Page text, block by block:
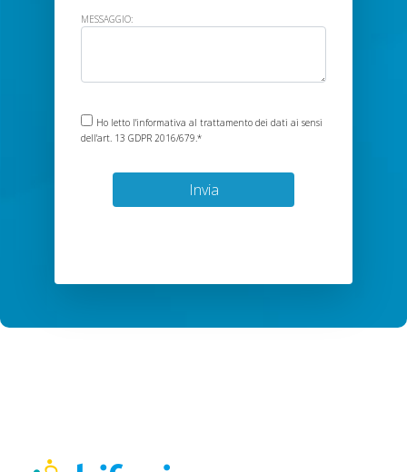
MESSAGGIO:
Ho letto l'informativa al trattamento dei dati ai sensi
dell'art. 13 GDPR 2016/679.*